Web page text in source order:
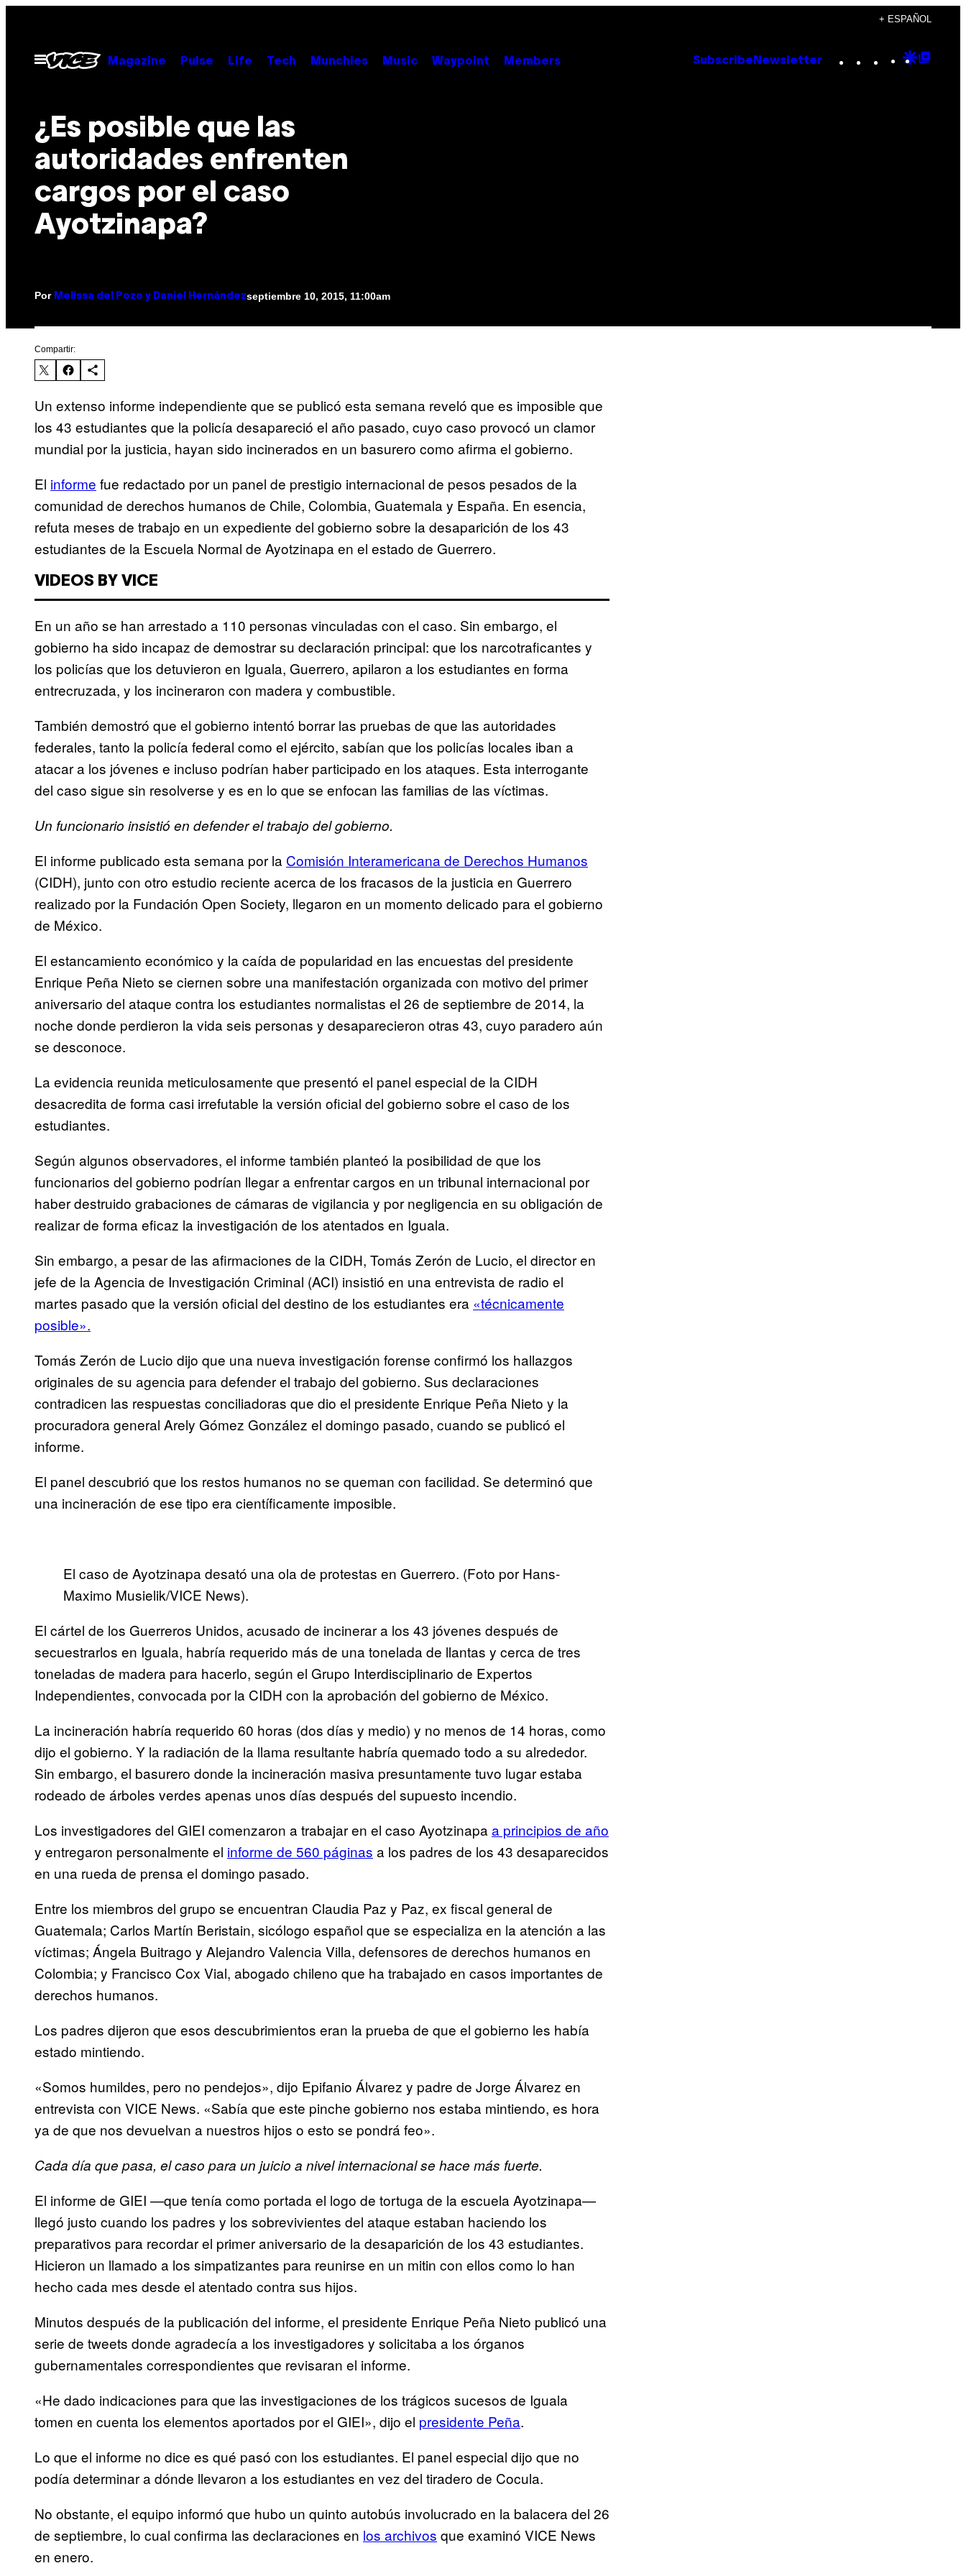
contenido
+ ESPAÑOL
Abrir
Menú
Magazine Pulse Life Tech Munchies Music Waypoint Members Subscribe Newsletter Instagram
TikTok
YouTube
Google
¿Es posible que las
autoridades enfrenten
cargos por el caso
Ayotzinapa?
Por Melissa del Pozo y Daniel Hernándezseptiembre 10, 2015, 11:00am
Compartir:
Un extenso informe independiente que se publicó esta semana reveló que es imposible que
los 43 estudiantes que la policía desapareció el año pasado, cuyo caso provocó un clamor
mundial por la justicia, hayan sido incinerados en un basurero como afirma el gobierno.
El informe fue redactado por un panel de prestigio internacional de pesos pesados de la
comunidad de derechos humanos de Chile, Colombia, Guatemala y España. En esencia,
refuta meses de trabajo en un expediente del gobierno sobre la desaparición de los 43
estudiantes de la Escuela Normal de Ayotzinapa en el estado de Guerrero.
VIDEOS BY VICE
En un año se han arrestado a 110 personas vinculadas con el caso. Sin embargo, el
gobierno ha sido incapaz de demostrar su declaración principal: que los narcotraficantes y
los policías que los detuvieron en Iguala, Guerrero, apilaron a los estudiantes en forma
entrecruzada, y los incineraron con madera y combustible.
También demostró que el gobierno intentó borrar las pruebas de que las autoridades
federales, tanto la policía federal como el ejército, sabían que los policías locales iban a
atacar a los jóvenes e incluso podrían haber participado en los ataques. Esta interrogante
del caso sigue sin resolverse y es en lo que se enfocan las familias de las víctimas.
Un funcionario insistió en defender el trabajo del gobierno.
El informe publicado esta semana por la Comisión Interamericana de Derechos Humanos
(CIDH), junto con otro estudio reciente acerca de los fracasos de la justicia en Guerrero
realizado por la Fundación Open Society, llegaron en un momento delicado para el gobierno
de México.
El estancamiento económico y la caída de popularidad en las encuestas del presidente
Enrique Peña Nieto se ciernen sobre una manifestación organizada con motivo del primer
aniversario del ataque contra los estudiantes normalistas el 26 de septiembre de 2014, la
noche donde perdieron la vida seis personas y desaparecieron otras 43, cuyo paradero aún
se desconoce.
La evidencia reunida meticulosamente que presentó el panel especial de la CIDH
desacredita de forma casi irrefutable la versión oficial del gobierno sobre el caso de los
estudiantes.
Según algunos observadores, el informe también planteó la posibilidad de que los
funcionarios del gobierno podrían llegar a enfrentar cargos en un tribunal internacional por
haber destruido grabaciones de cámaras de vigilancia y por negligencia en su obligación de
realizar de forma eficaz la investigación de los atentados en Iguala.
Sin embargo, a pesar de las afirmaciones de la CIDH, Tomás Zerón de Lucio, el director en
jefe de la Agencia de Investigación Criminal (ACI) insistió en una entrevista de radio el
martes pasado que la versión oficial del destino de los estudiantes era «técnicamente
posible».
Tomás Zerón de Lucio dijo que una nueva investigación forense confirmó los hallazgos
originales de su agencia para defender el trabajo del gobierno. Sus declaraciones
contradicen las respuestas conciliadoras que dio el presidente Enrique Peña Nieto y la
procuradora general Arely Gómez González el domingo pasado, cuando se publicó el
informe.
El panel descubrió que los restos humanos no se queman con facilidad. Se determinó que
una incineración de ese tipo era científicamente imposible.
El caso de Ayotzinapa desató una ola de protestas en Guerrero. (Foto por Hans-
Maximo Musielik/VICE News).
El cártel de los Guerreros Unidos, acusado de incinerar a los 43 jóvenes después de
secuestrarlos en Iguala, habría requerido más de una tonelada de llantas y cerca de tres
toneladas de madera para hacerlo, según el Grupo Interdisciplinario de Expertos
Independientes, convocada por la CIDH con la aprobación del gobierno de México.
La incineración habría requerido 60 horas (dos días y medio) y no menos de 14 horas, como
dijo el gobierno. Y la radiación de la llama resultante habría quemado todo a su alrededor.
Sin embargo, el basurero donde la incineración masiva presuntamente tuvo lugar estaba
rodeado de árboles verdes apenas unos días después del supuesto incendio.
Los investigadores del GIEI comenzaron a trabajar en el caso Ayotzinapa a principios de año
y entregaron personalmente el informe de 560 páginas a los padres de los 43 desaparecidos
en una rueda de prensa el domingo pasado.
Entre los miembros del grupo se encuentran Claudia Paz y Paz, ex fiscal general de
Guatemala; Carlos Martín Beristain, sicólogo español que se especializa en la atención a las
víctimas; Ángela Buitrago y Alejandro Valencia Villa, defensores de derechos humanos en
Colombia; y Francisco Cox Vial, abogado chileno que ha trabajado en casos importantes de
derechos humanos.
Los padres dijeron que esos descubrimientos eran la prueba de que el gobierno les había
estado mintiendo.
«Somos humildes, pero no pendejos», dijo Epifanio Álvarez y padre de Jorge Álvarez en
entrevista con VICE News. «Sabía que este pinche gobierno nos estaba mintiendo, es hora
ya de que nos devuelvan a nuestros hijos o esto se pondrá feo».
Cada día que pasa, el caso para un juicio a nivel internacional se hace más fuerte.
El informe de GIEI —que tenía como portada el logo de tortuga de la escuela Ayotzinapa—
llegó justo cuando los padres y los sobrevivientes del ataque estaban haciendo los
preparativos para recordar el primer aniversario de la desaparición de los 43 estudiantes.
Hicieron un llamado a los simpatizantes para reunirse en un mitin con ellos como lo han
hecho cada mes desde el atentado contra sus hijos.
Minutos después de la publicación del informe, el presidente Enrique Peña Nieto publicó una
serie de tweets donde agradecía a los investigadores y solicitaba a los órganos
gubernamentales correspondientes que revisaran el informe.
«He dado indicaciones para que las investigaciones de los trágicos sucesos de Iguala
tomen en cuenta los elementos aportados por el GIEI», dijo el presidente Peña.
Lo que el informe no dice es qué pasó con los estudiantes. El panel especial dijo que no
podía determinar a dónde llevaron a los estudiantes en vez del tiradero de Cocula.
No obstante, el equipo informó que hubo un quinto autobús involucrado en la balacera del 26
de septiembre, lo cual confirma las declaraciones en los archivos que examinó VICE News
en enero.